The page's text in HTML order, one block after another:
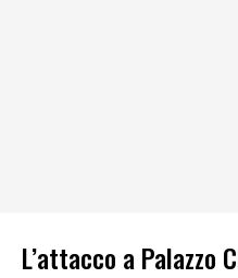
L’attacco a Palazzo